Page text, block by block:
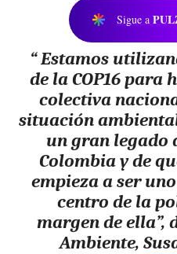
Sigue a
“ Estamos
de la COP16 para
colectiva
situación
un gran legado
Colombia y de
empieza a ser
centro de la
margen de ella”,
Ambiente,